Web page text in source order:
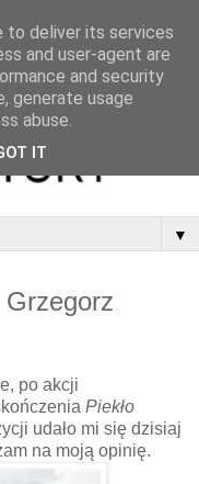
▼
Grzegorz
po akcji
Piekło
udało mi się dzisiaj
na moją opinię.
to deliver its services
and user-agent are
and security
generate usage
abuse.
IT